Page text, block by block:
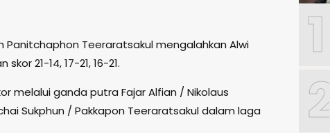
Panitchaphon Teeraratsakul mengalahkan Alwi
21-14, 17-21, 16-21.
melalui ganda putra Fajar Alfian / Nikolaus
Sukphun / Pakkapon Teeraratsakul dalam laga
1
2